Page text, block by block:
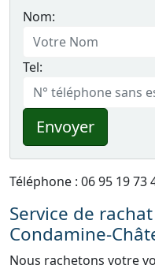
Nom:
Tel:
Envoyer
Téléphone : 06 95 19 73
Service de
Condamine-
Nous rachetons votre